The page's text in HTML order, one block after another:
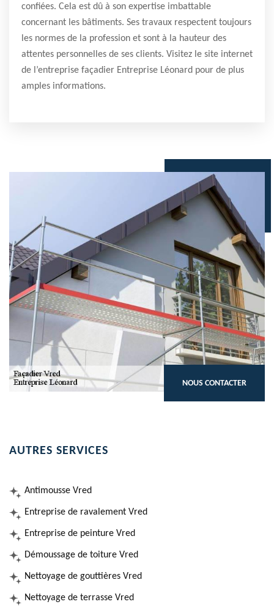
confiées. Cela est dû à son expertise imbattable
concernant les bâtiments. Ses travaux respectent toujours
les normes de la profession et sont à la hauteur des
attentes personnelles de ses clients. Visitez le site internet
de l’entreprise façadier Entreprise Léonard pour de plus
amples informations.
NOUS CONTACTER
AUTRES SERVICES
Antimousse Vred
Entreprise de ravalement Vred
Entreprise de peinture Vred
Démoussage de toiture Vred
Nettoyage de gouttières Vred
Nettoyage de terrasse Vred